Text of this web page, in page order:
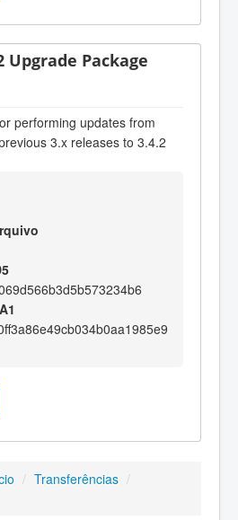
Upgrade Package
performing updates from
3.x releases to 3.4.2
/ Transferências /